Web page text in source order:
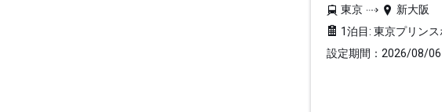
東京
新大阪
1泊目: 東京プリン
設定期間：2026/08/